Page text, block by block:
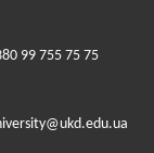
99 755 75 75